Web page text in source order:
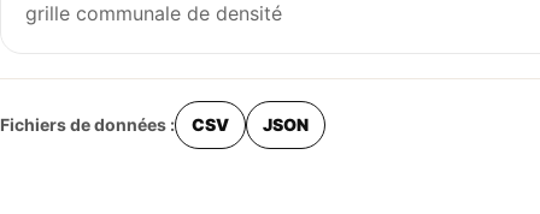
grille communale de densité
Fichiers de données : CSV JSON